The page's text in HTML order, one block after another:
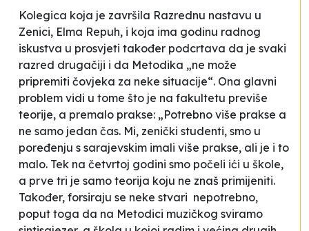
Kolegica koja je završila Razrednu nastavu u
Zenici, Elma Repuh, i koja ima godinu radnog
iskustva u prosvjeti također podcrtava da je svaki
razred drugačiji i da Metodika „ne može
pripremiti čovjeka za neke situacije“. Ona glavni
problem vidi u tome što je na fakultetu previše
teorije, a premalo prakse: „Potrebno više prakse a
ne samo jedan čas. Mi, zenički studenti, smo u
poređenju s sarajevskim imali više prakse, ali je i to
malo. Tek na četvrtoj godini smo počeli ići u škole,
a prve tri je samo teorija koju ne znaš primijeniti.
Također, forsiraju se neke stvari nepotrebno,
poput toga da na Metodici muzičkog sviramo